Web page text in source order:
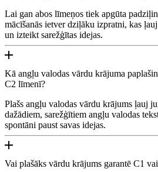
Lai gan abos līmeņos tiek apgūta
mācīšanās ietver dziļāku izpratni, kas
un izteikt sarežģītas idejas.
Kā angļu valodas vārdu krājuma
C2 līmenī?
Plašs angļu valodas vārdu krājums ļauj
dažādiem, sarežģītiem angļu valodas
spontāni paust savas idejas.
Vai plašāks vārdu krājums garantē C1